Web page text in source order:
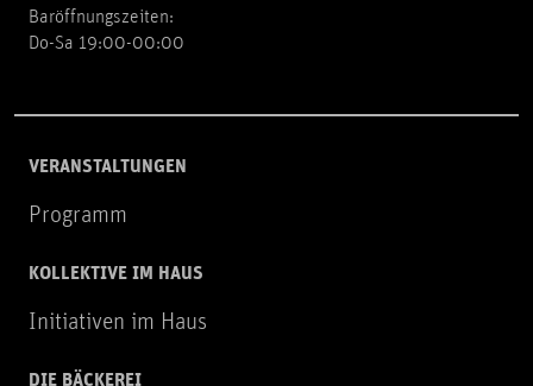
Baröffnungszeiten:
Do-Sa 19:00-00:00
VERANSTALTUNGEN
Programm
KOLLEKTIVE IM HAUS
Initiativen im Haus